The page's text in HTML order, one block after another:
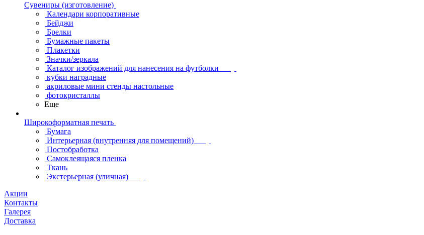
Сувениры (изготовление)
Календари корпоративные
Бейджи
Брелки
Бумажные пакеты
Плакетки
Значки/зеркала
Каталог изображений для нанесения на футболки
кубки наградные
акриловые мини стенды настольные
фотокристаллы
Еще
Широкоформатная печать
Бумага
Интерьерная (внутренняя для помещений)
Постобработка
Самоклеящаяся пленка
Ткань
Экстерьерная (уличная)
Акции
Контакты
Галерея
Доставка